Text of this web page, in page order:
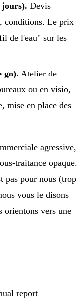
jours). Devis
conditions. Le prix
de l'eau" sur les
go). Atelier de
ou en visio,
mise en place des
agressive,
traitance opaque.
pas pour nous (trop
vous le disons
orientons vers une
report